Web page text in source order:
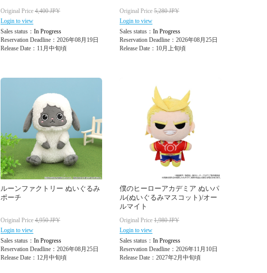
Original Price 4,400JPY
Login to view
Sales status： In Progress
Reservation Deadline：2026年08月19日
Release Date：11月中旬頃
Original Price 5,280JPY
Login to view
Sales status： In Progress
Reservation Deadline：2026年08月25日
Release Date：10月上旬頃
ルーンファクトリー ぬいぐるみ
ポーチ
Original Price 4,950JPY
Login to view
Sales status： In Progress
Reservation Deadline：2026年08月25日
Release Date：12月中旬頃
僕のヒーローアカデミア ぬいパ
ル(ぬいぐるみマスコット)/オー
ルマイト
Original Price 1,980JPY
Login to view
Sales status： In Progress
Reservation Deadline：2026年11月10日
Release Date：2027年2月中旬頃